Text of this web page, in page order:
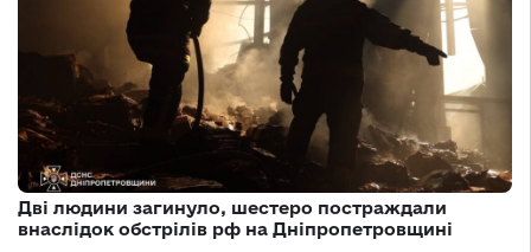
Дві людини загинуло, шестеро постраждали
внаслідок обстрілів рф на Дніпропетровщині